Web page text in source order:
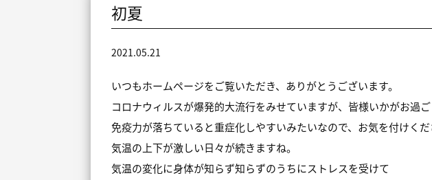
初夏
2021.05.21
いつもホームページをご覧いただき、ありがとうございます。
コロナウィルスが爆発的大流行をみせていますが、皆様いかがお過
免疫力が落ちていると重症化しやすいみたいなので、お気を付けくだ
気温の上下が激しい日々が続きますね。
気温の変化に身体が知らず知らずのうちにストレスを受けて